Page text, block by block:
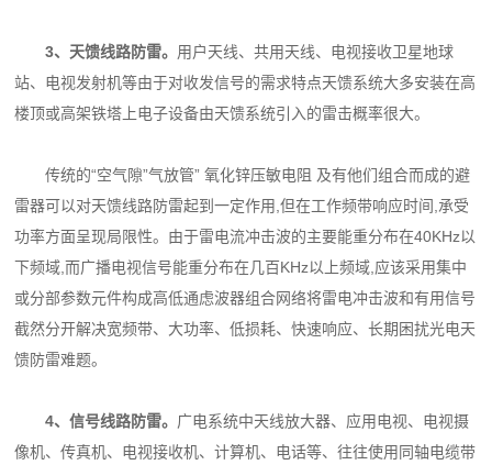
3、天馈线路防雷。 用户天线、共用天线、电视接收卫星地球
站、电视发射机等由于对收发信号的需求特点天馈系统大多安装在高
楼顶或高架铁塔上电子设备由天馈系统引入的雷击概率很大。
传统的“空气隙”气放管” 氧化锌压敏电阻 及有他们组合而成的避
雷器可以对天馈线路防雷起到一定作用,但在工作频带响应时间,承受
功率方面呈现局限性。由于雷电流冲击波的主要能重分布在40KHz以
下频域,而广播电视信号能重分布在几百KHz以上频域,应该采用集中
或分部参数元件构成高低通虑波器组合网络将雷电冲击波和有用信号
截然分开解决宽频带、大功率、低损耗、快速响应、长期困扰光电天
馈防雷难题。
4、信号线路防雷。 广电系统中天线放大器、应用电视、电视摄
像机、传真机、电视接收机、计算机、电话等、往往使用同轴电缆带